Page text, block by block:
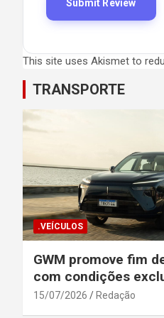
This site uses Akismet to
TRANSPORTE
.VEÍCULOS
GWM promove fim
com condições
o Wey 07
15/07/2026 Redação